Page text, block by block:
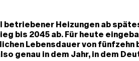
betriebener Heizungen ab
bis 2045 ab. Für heute
Lebensdauer von fünfzehn
genau in dem Jahr, in dem